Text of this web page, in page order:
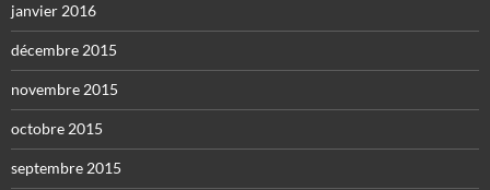
janvier 2016
décembre 2015
novembre 2015
octobre 2015
septembre 2015